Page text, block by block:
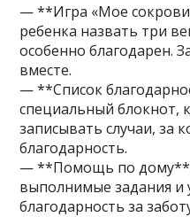
— **Игра «Мое
ребенка назвать три
особенно благодарен.
вместе.
— **Список
специальный блокнот,
записывать случаи, за
благодарность.
— **Помощь по дому**:
выполнимые задания и
благодарность за